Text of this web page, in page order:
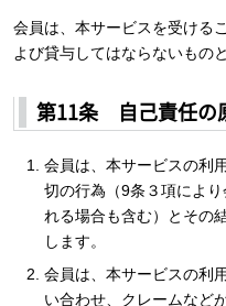
会員は、本サービスを受ける
よび貸与してはならないもの
第11条 自己責任の
会員は、本サービスの利
切の行為（9条３項によ
れる場合も含む）とその
します。
会員は、本サービスの利
い合わせ、クレームなど